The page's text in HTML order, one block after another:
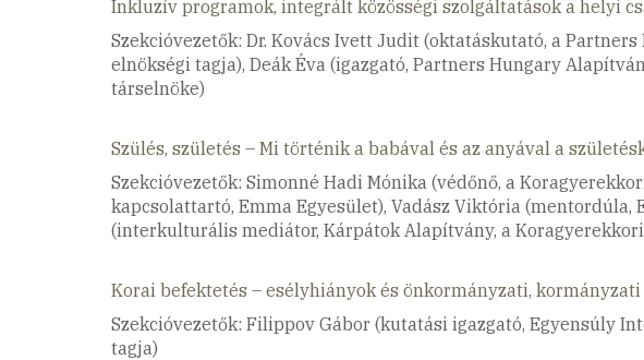
Inkluzív programok, integrált közösségi szolgáltatások a helyi
Szekcióvezetők: Dr. Kovács Ivett Judit (oktatáskutató, a
elnökségi tagja), Deák Éva (igazgató, Partners Hungary
társelnöke)
Szülés, születés – Mi történik a babával és az anyával a
Szekcióvezetők: Simonné Hadi Mónika (védőnő, a
kapcsolattartó, Emma Egyesület), Vadász Viktória (mentordúla,
(interkulturális mediátor, Kárpátok Alapítvány, a
Korai befektetés – esélyhiányok és önkormányzati,
Szekcióvezetők: Filippov Gábor (kutatási igazgató, Egyensúly
tagja)